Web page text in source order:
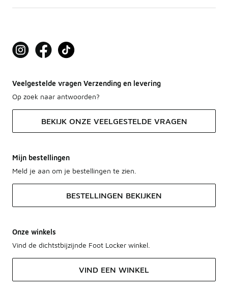
Veelgestelde vragen Verzending en levering
Op zoek naar antwoorden?
BEKIJK ONZE VEELGESTELDE VRAGEN
Mijn bestellingen
Meld je aan om je bestellingen te zien.
BESTELLINGEN BEKIJKEN
Onze winkels
Vind de dichtstbijzijnde Foot Locker winkel.
VIND EEN WINKEL